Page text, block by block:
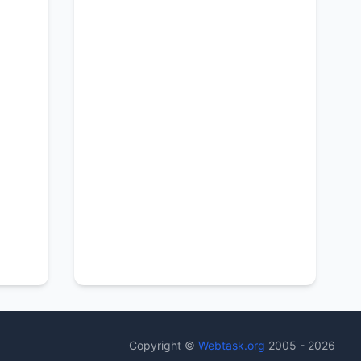
Copyright © Webtask.org 2005 - 2026